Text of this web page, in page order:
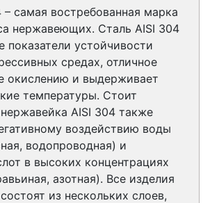
– самая востребованная марка
нержавеющих. Сталь AISI 304
показатели устойчивости
средах, отличное
окислению и выдерживает
температуры. Стоит
AISI 304 также
воздействию воды
водопроводная) и
в высоких концентрациях
азотная). Все изделия
из нескольких слоев,